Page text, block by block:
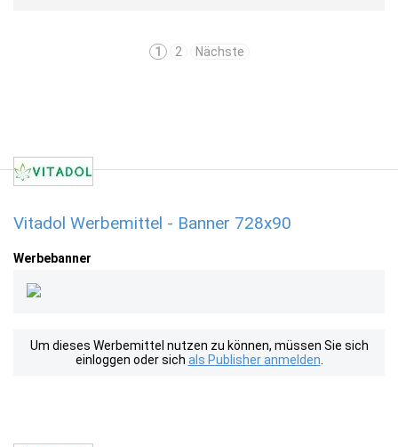
1 2 Nächste
Vitadol Werbemittel - Banner 728x90
Werbebanner
Um dieses Werbemittel nutzen zu können, müssen Sie sich
einloggen oder sich als Publisher anmelden